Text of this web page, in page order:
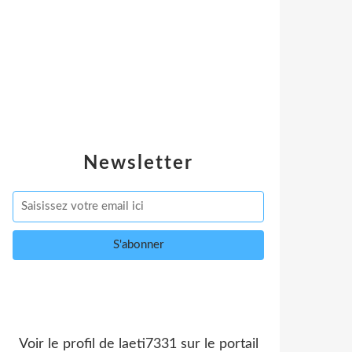
Newsletter
Voir le profil de laeti7331sur le portail